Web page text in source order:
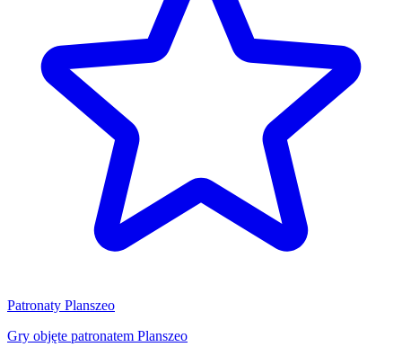
Patronaty Planszeo
Gry objęte patronatem Planszeo